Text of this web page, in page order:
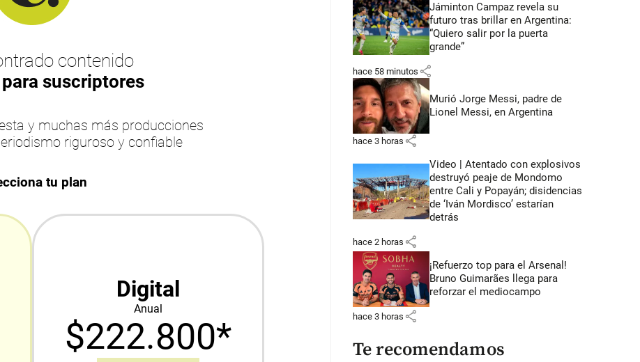
contenido
suscriptores
y muchas más producciones
riguroso y confiable
tu plan
Digital
Anual
$222.800*
Jáminton Campaz revela su
futuro tras brillar en Argentina:
“Quiero salir por la puerta
grande”
hace 58 minutos share
Murió Jorge Messi, padre de
Lionel Messi, en Argentina
hace 3 horas share
Video | Atentado con explosivos
destruyó peaje de Mondomo
entre Cali y Popayán; disidencias
de ‘Iván Mordisco’ estarían
detrás
hace 2 horas share
¡Refuerzo top para el Arsenal!
Bruno Guimarães llega para
reforzar el mediocampo
hace 3 horas share
Te recomendamos